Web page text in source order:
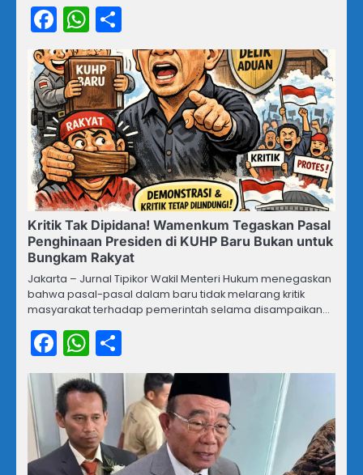
Facebook
WhatsApp
Kritik Tak Dipidana! Wamenkum Tegaskan Pasal
Penghinaan Presiden di KUHP Baru Bukan untuk
Bungkam Rakyat
Jakarta – Jurnal Tipikor Wakil Menteri Hukum menegaskan
bahwa pasal-pasal dalam baru tidak melarang kritik
masyarakat terhadap pemerintah selama disampaikan…
Facebook
WhatsApp